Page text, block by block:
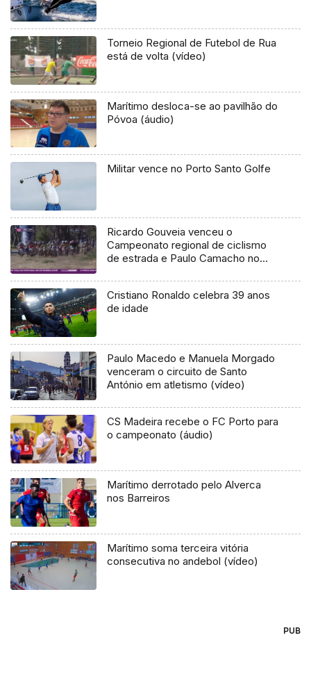
Torneio Regional de Futebol de Rua
está de volta (vídeo)
Marítimo desloca-se ao pavilhão do
Póvoa (áudio)
Militar vence no Porto Santo Golfe
Ricardo Gouveia venceu o
Campeonato regional de ciclismo
de estrada e Paulo Camacho no
Cristiano Ronaldo celebra 39 anos
de idade
Paulo Macedo e Manuela Morgado
venceram o circuito de Santo
António em atletismo (vídeo)
CS Madeira recebe o FC Porto para
o campeonato (áudio)
Marítimo derrotado pelo Alverca
nos Barreiros
Marítimo soma terceira vitória
consecutiva no andebol (vídeo)
PUB